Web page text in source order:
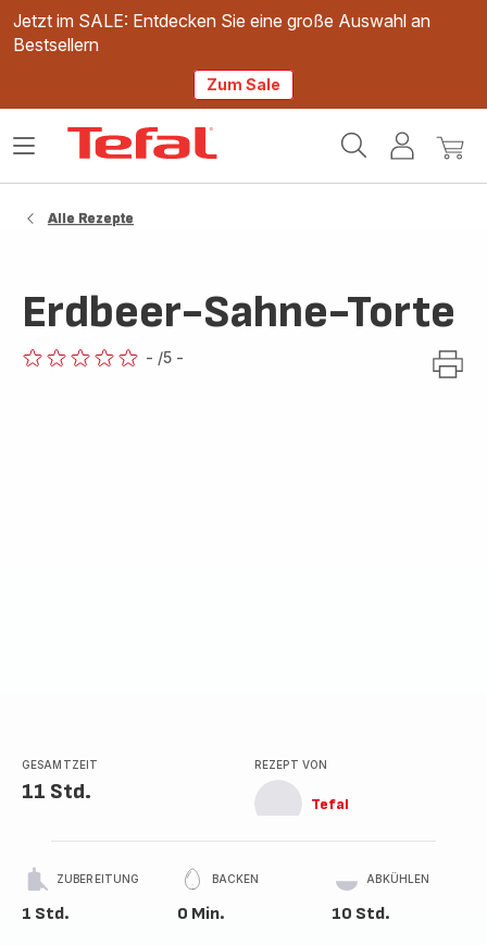
Jetzt im SALE: Entdecken Sie eine große Auswahl an
Bestsellern
Zum Sale
Mein
Mein
Das
Alle Rezepte
Erdbeer-Sahne-Torte
- /5 -
GESAMTZEIT
11 Std.
REZEPT VON
Tefal
ZUBEREITUNG
1 Std.
BACKEN
0 Min.
ABKÜHLEN
10 Std.